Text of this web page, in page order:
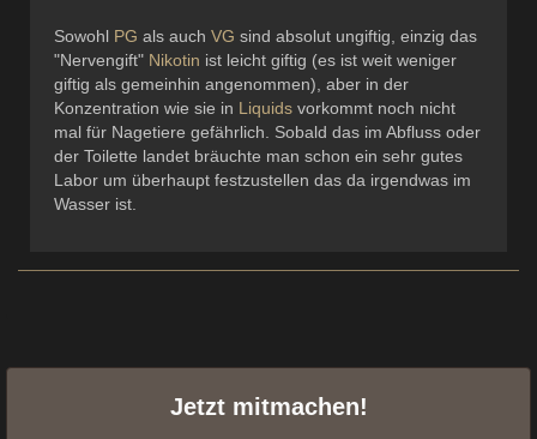
Sowohl PG als auch VG sind absolut ungiftig, einzig das
"Nervengift" Nikotin ist leicht giftig (es ist weit weniger
giftig als gemeinhin angenommen), aber in der
Konzentration wie sie in Liquids vorkommt noch nicht
mal für Nagetiere gefährlich. Sobald das im Abfluss oder
der Toilette landet bräuchte man schon ein sehr gutes
Labor um überhaupt festzustellen das da irgendwas im
Wasser ist.
Jetzt mitmachen!